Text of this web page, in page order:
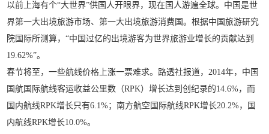
以前上海有个“大世界”供国人开眼界，现在国人游遍全球。中国是世
界第一大出境旅游市场、第一大出境旅游消费国。根据中国旅游研究
院国际所测算，“中国过亿的出境游客为世界旅游业增长的贡献达到
19.62%”。
春节将至，一些航线价格上涨一票难求。路透社报道，2014年，中国
国航国际航线客运收益公里数（RPK）增长达到创纪录的14.6%，而
国内航线RPK增长只有6.1%；南方航空国际航线RPK增长20.2%，国
内航线RPK增长10.0%。